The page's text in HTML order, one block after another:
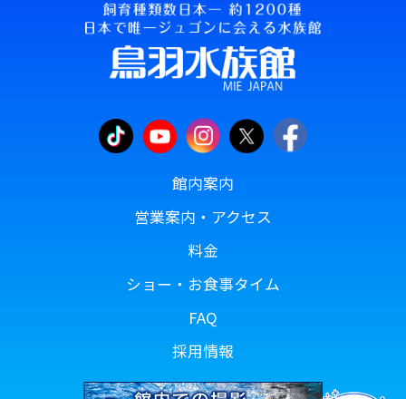
館内案内
営業案内・アクセス
料金
ショー・お食事タイム
FAQ
採用情報